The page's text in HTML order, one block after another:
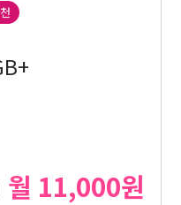
월 11,000원